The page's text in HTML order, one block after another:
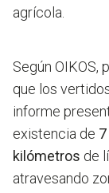
agrícola.
Según OIKOS,
que los
informe
existencia de
kilómetros de
atravesando